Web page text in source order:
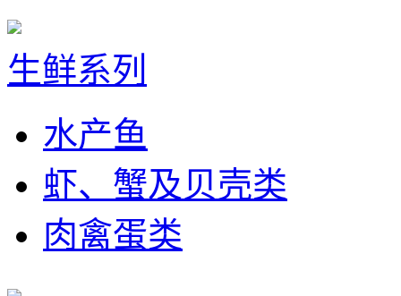
生鲜系列
水产鱼
虾、蟹及贝壳类
肉禽蛋类